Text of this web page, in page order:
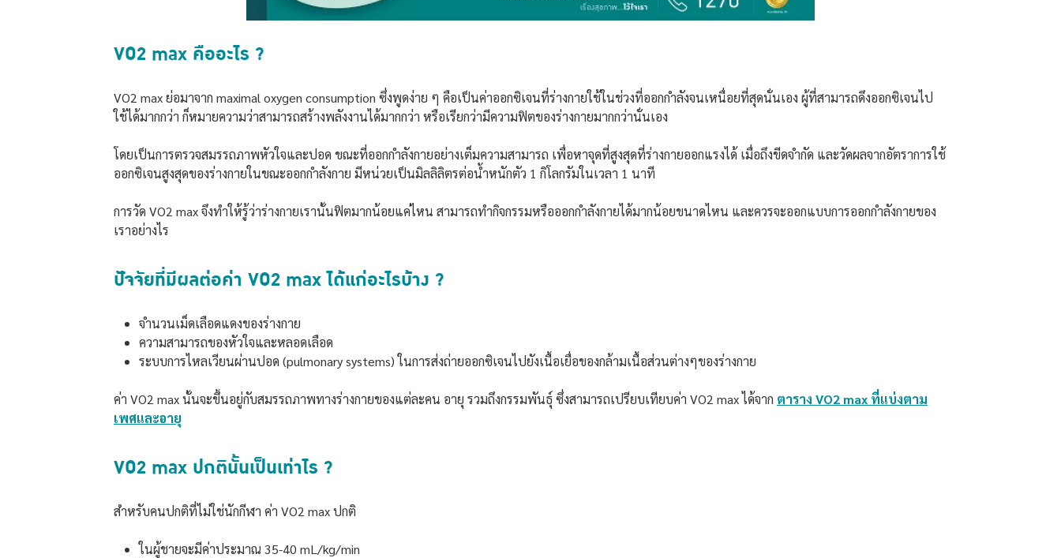
VO2 max คืออะไร ?
VO2 max ย่อมาจาก maximal oxygen consumption ซึ่งพูดง่าย ๆ คือเป็นค่าออกซิเจนที่ร่างกายใช้ในช่วงที่ออกกำลังจนเหนื่อยที่สุดนั่นเอง ผู้ที่สามารถดึงออกซิเจนไป
ใช้ได้มากกว่า ก็หมายความว่าสามารถสร้างพลังงานได้มากกว่า หรือเรียกว่ามีความฟิตของร่างกายมากกว่านั่นเอง
โดยเป็นการตรวจสมรรถภาพหัวใจและปอด ขณะที่ออกกำลังกายอย่างเต็มความสามารถ เพื่อหาจุดที่สูงสุดที่ร่างกายออกแรงได้ เมื่อถึงขีดจำกัด และวัดผลจากอัตราการใช้
ออกซิเจนสูงสุดของร่างกายในขณะออกกำลังกาย มีหน่วยเป็นมิลลิลิตรต่อน้ำหนักตัว 1 กิโลกรัมในเวลา 1 นาที
การวัด VO2 max จึงทำให้รู้ว่าร่างกายเรานั้นฟิตมากน้อยแค่ไหน สามารถทำกิจกรรมหรือออกกำลังกายได้มากน้อยขนาดไหน และควรจะออกแบบการออกกำลังกายของ
เราอย่างไร
ปัจจัยที่มีผลต่อค่า VO2 max ได้แก่อะไรบ้าง ?
จำนวนเม็ดเลือดแดงของร่างกาย
ความสามารถของหัวใจและหลอดเลือด
ระบบการไหลเวียนผ่านปอด (pulmonary systems) ในการส่งถ่ายออกซิเจนไปยังเนื้อเยื่อของกล้ามเนื้อส่วนต่างๆของร่างกาย
ค่า VO2 max นั้นจะขึ้นอยู่กับสมรรถภาพทางร่างกายของแต่ละคน อายุ รวมถึงกรรมพันธุ์ ซึ่งสามารถเปรียบเทียบค่า VO2 max ได้จาก ตาราง VO2 max ที่แบ่งตาม
เพศและอายุ
VO2 max ปกตินั้นเป็นเท่าไร ?
สำหรับคนปกติที่ไม่ใช่นักกีฬา ค่า VO2 max ปกติ
ในผู้ชายจะมีค่าประมาณ 35-40 mL/kg/min